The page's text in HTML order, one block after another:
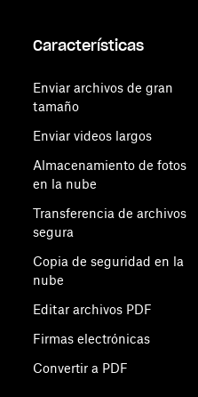
Características
Enviar archivos de gran
tamaño
Enviar videos largos
Almacenamiento de fotos
en la nube
Transferencia de archivos
segura
Copia de seguridad en la
nube
Editar archivos PDF
Firmas electrónicas
Convertir a PDF